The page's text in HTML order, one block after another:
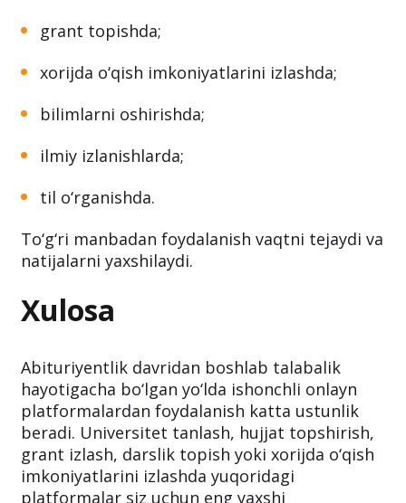
grant topishda;
xorijda o‘qish imkoniyatlarini izlashda;
bilimlarni oshirishda;
ilmiy izlanishlarda;
til o‘rganishda.
To‘g‘ri manbadan foydalanish vaqtni tejaydi va
natijalarni yaxshilaydi.
Xulosa
Abituriyentlik davridan boshlab talabalik
hayotigacha bo‘lgan yo‘lda ishonchli onlayn
platformalardan foydalanish katta ustunlik
beradi. Universitet tanlash, hujjat topshirish,
grant izlash, darslik topish yoki xorijda o‘qish
imkoniyatlarini izlashda yuqoridagi
platformalar siz uchun eng yaxshi